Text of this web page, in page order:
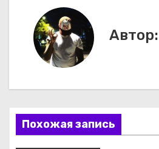
ц
и
я
Автор:
Похожая запись